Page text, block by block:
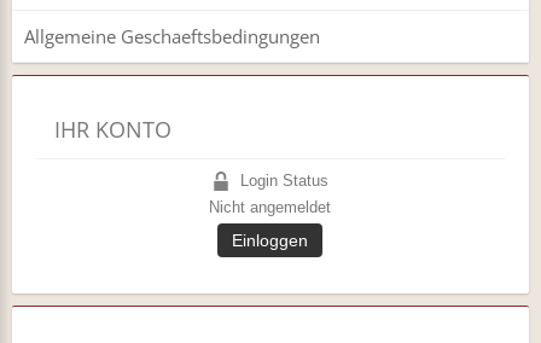
Allgemeine Geschaeftsbedingungen
IHR KONTO
Login Status
Nicht angemeldet
Einloggen